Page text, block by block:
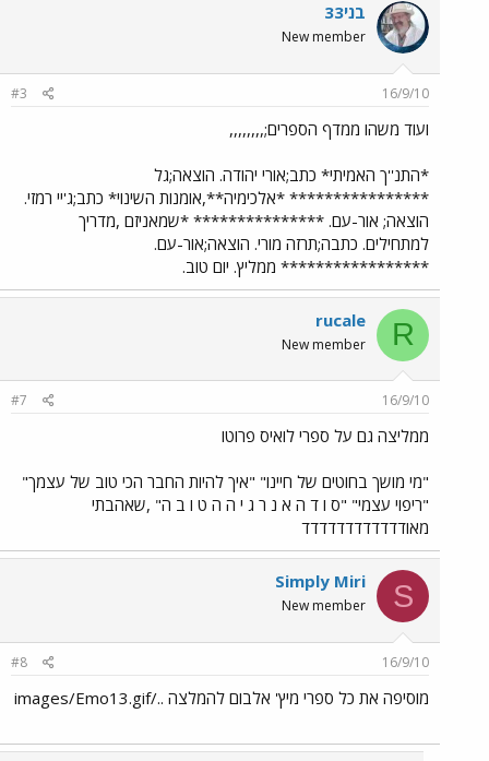
בני33
New member
16/9/10
#3
ועוד משהו ממדף הספרים;,,,,,,,,
*התנ''ך האמיתי* כתב;אורי יהודה. הוצאה;גל
**************** *אלכימיה**,אומנות השינוי* כתב;ג'יי רמזי.
הוצאה; אור-עם. *************** *שמאניזם ,מדריך
למתחילים. כתבה;תרזה מורי. הוצאה;אור-עם.
***************** ממליץ. יום טוב.
R
rucale
New member
16/9/10
#7
ממליצה גם על ספרי לואיס פרוטו
"מי מושך בחוטים של חיינו" "איך להיות החבר הכי טוב של עצמך"
"ריפוי עצמי" "ס ו ד ה א נ ר ג י ה ה ט ו ב ה" ,שאהבתי
מאודדדדדדדדדדדד
S
Simply Miri
New member
16/9/10
#8
מוסיפה את כל ספרי מיץ' אלבום להמלצה ../images/Emo13.gif